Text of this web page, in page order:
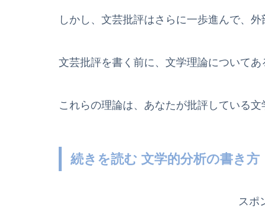
しかし、文芸批評はさらに一歩進んで、
文芸批評を書く前に、文学理論について
これらの理論は、あなたが批評している
続きを読む 文学的分析の書き方
スポ